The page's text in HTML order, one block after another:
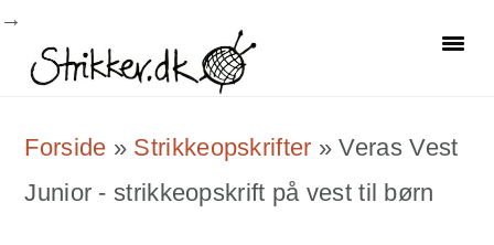
Skip
navigation
Skip
content
Skip
sidebar
Forside » Strikkeopskrifter »Veras Vest
Junior - strikkeopskrift på vest til børn